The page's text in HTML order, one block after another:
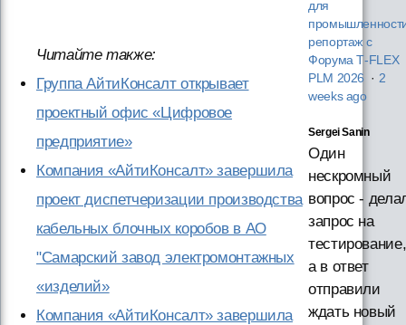
Читайте также:
Группа АйтиКонсалт открывает
проектный офис «Цифровое
предприятие»
Компания «АйтиКонсалт» завершила
проект диспетчеризации производства
кабельных блочных коробов в АО
"Самарский завод электромонтажных
«изделий»
Компания «АйтиКонсалт» завершила
для
репортаж с
Форума T‑FLEX
PLM 2026 · 2
weeks ago
Sergei Sanin
Один
нескромный
вопрос -
запрос на
тестирование,
а в ответ
отправили
ждать новый